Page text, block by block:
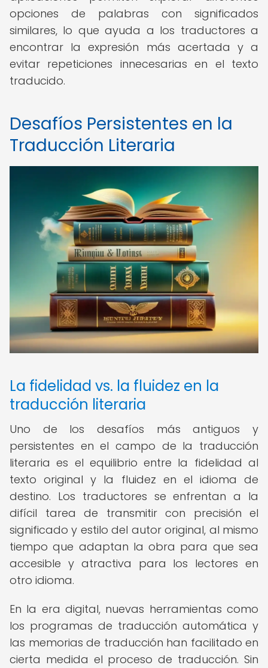
opciones de palabras con significados
similares, lo que ayuda a los traductores a
encontrar la expresión más acertada y a
evitar repeticiones innecesarias en el texto
traducido.
Desafíos Persistentes en la
Traducción Literaria
La fidelidad vs. la fluidez en la
traducción literaria
Uno de los desafíos más antiguos y
persistentes en el campo de la traducción
literaria es el equilibrio entre la fidelidad al
texto original y la fluidez en el idioma de
destino. Los traductores se enfrentan a la
difícil tarea de transmitir con precisión el
significado y estilo del autor original, al mismo
tiempo que adaptan la obra para que sea
accesible y atractiva para los lectores en
otro idioma.
En la era digital, nuevas herramientas como
los programas de traducción automática y
las memorias de traducción han facilitado en
cierta medida el proceso de traducción. Sin